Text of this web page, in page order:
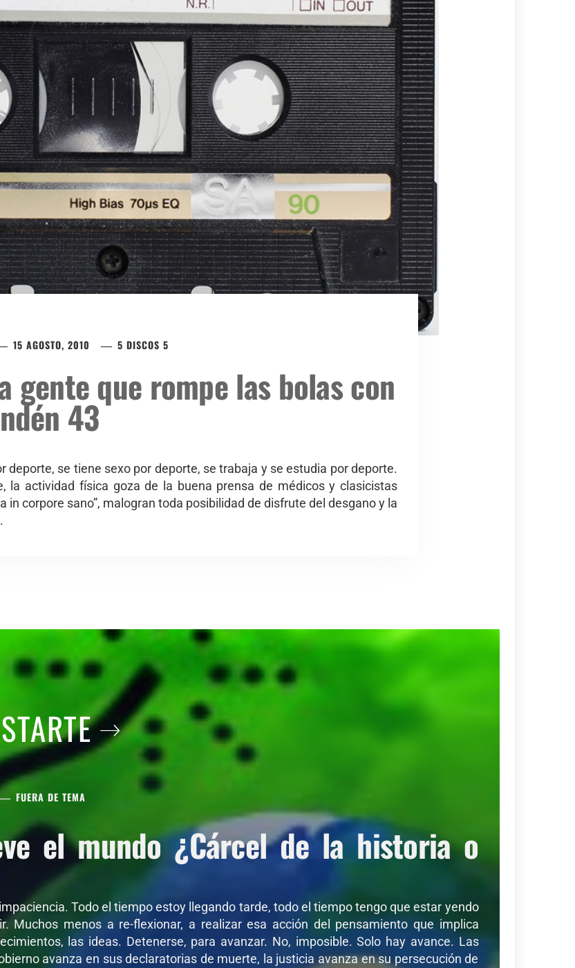
15 AGOSTO, 2010 5 DISCOS 5
gente que rompe las bolas con
43
deporte, se tiene sexo por deporte, se trabaja y se estudia por deporte.
la actividad física goza de la buena prensa de médicos y clasicistas
in corpore sano”, malogran toda posibilidad de disfrute del desgano y la
FUERA DE TEMA
el mundo ¿Cárcel de la historia o
Todo el tiempo estoy llegando tarde, todo el tiempo tengo que estar yendo
Muchos menos a re-flexionar, a realizar esa acción del pensamiento que implica
las ideas. Detenerse, para avanzar. No, imposible. Solo hay avance. Las
avanza en sus declaratorias de muerte, la justicia avanza en su persecución de